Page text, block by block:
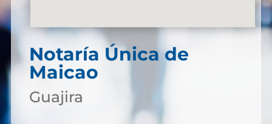
Notaría Única de
Maicao
Guajira